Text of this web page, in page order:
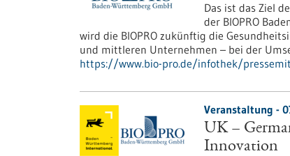
Das ist das Ziel
der BIOPRO
wird die BIOPRO zukünftig die
und mittleren Unternehmen – bei der
https://www.bio-pro.de/infothek/
Veranstaltung -
UK –
Innovation